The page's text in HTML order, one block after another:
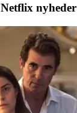
Netflix nyheder